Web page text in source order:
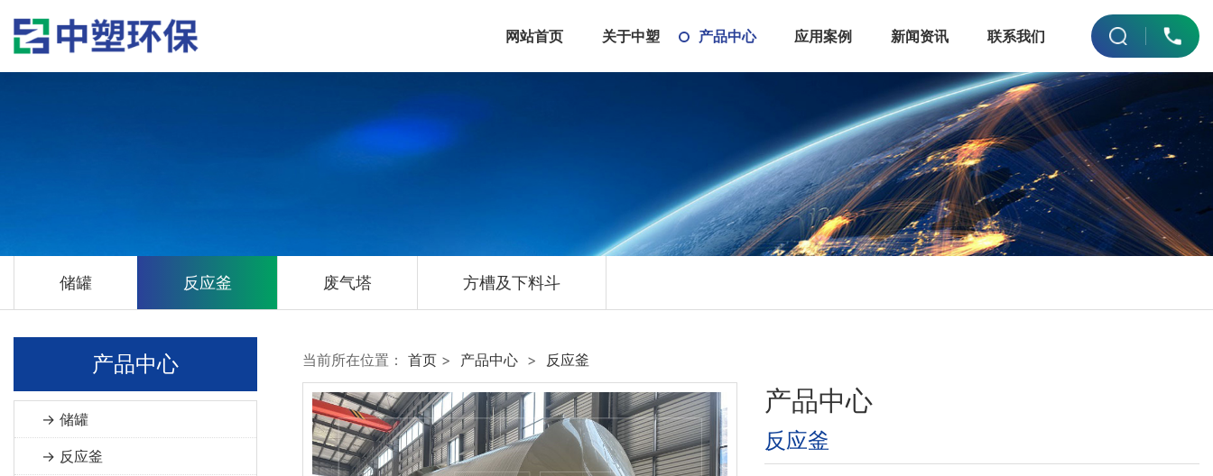
网站首页 关于中塑 产品中心
废气塔
方槽及下料
斗
应用案例 新闻资讯 联系我们
储罐 反应釜 废气塔 方槽及下料斗
当前所在位置： 首页 > 产品中心 > 反应釜
产品中心
反应釜
产品中心
→ 储罐
→ 反应釜